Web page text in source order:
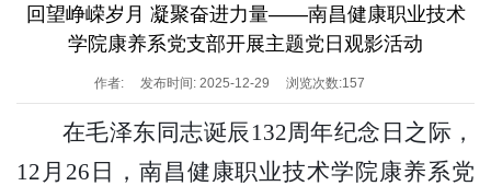
回望峥嵘岁月 凝聚奋进力量——南昌健康职业技术
学院康养系党支部开展主题党日观影活动
作者: 发布时间: 2025-12-29 浏览次数:157
在毛泽东同志诞辰132周年纪念日之际，
12月26日，南昌健康职业技术学院康养系党